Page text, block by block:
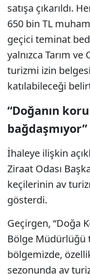
satışa çıkarıldı.
650 bin TL
geçici teminat
yalnızca Tarım ve
turizmi izin
katılabileceği
“Doğanın
bağdaşmıyor”
İhaleye ilişkin
Ziraat Odası
keçilerinin av
gösterdi.
Geçirgen, “Doğa
Bölge Müdürlüğü
bölgemizde,
sezonunda av